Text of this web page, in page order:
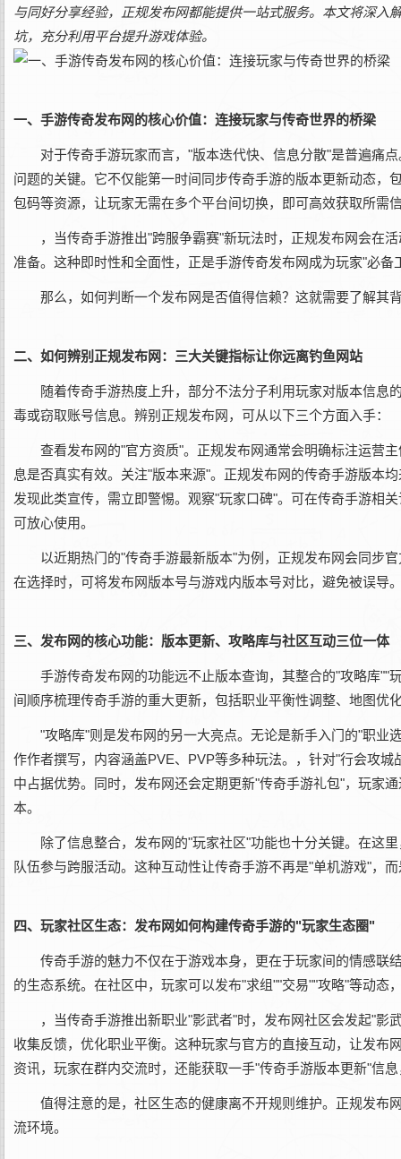
与同好分享经验，正规发布网都能提供一站式服务。本文将深
坑，充分利用平台提升游戏体验。
一、手游传奇发布网的核心价值：连接玩家与传奇世界的桥梁
对于传奇手游玩家而言，"版本迭代快、信息分散"是普遍痛
问题的关键。它不仅能第一时间同步传奇手游的版本更新动态
包码等资源，让玩家无需在多个平台间切换，即可高效获取所需
，当传奇手游推出"跨服争霸赛"新玩法时，正规发布网会在
准备。这种即时性和全面性，正是手游传奇发布网成为玩家"必
那么，如何判断一个发布网是否值得信赖？这就需要了解其
二、如何辨别正规发布网：三大关键指标让你远离钓鱼网站
随着传奇手游热度上升，部分不法分子利用玩家对版本信息
毒或窃取账号信息。辨别正规发布网，可从以下三个方面入手：
查看发布网的"官方资质"。正规发布网通常会明确标注运营
息是否真实有效。关注"版本来源"。正规发布网的传奇手游版本
发现此类宣传，需立即警惕。观察"玩家口碑"。可在传奇手游相
可放心使用。
以近期热门的"传奇手游最新版本"为例，正规发布网会同步
在选择时，可将发布网版本号与游戏内版本号对比，避免被误导
三、发布网的核心功能：版本更新、攻略库与社区互动三位一体
手游传奇发布网的功能远不止版本查询，其整合的"攻略库""
间顺序梳理传奇手游的重大更新，包括职业平衡性调整、地图
"攻略库"则是发布网的另一大亮点。无论是新手入门的"职业
作作者撰写，内容涵盖PVE、PVP等多种玩法。，针对"行会攻
中占据优势。同时，发布网还会定期更新"传奇手游礼包"，玩家
本。
除了信息整合，发布网的"玩家社区"功能也十分关键。在这
队伍参与跨服活动。这种互动性让传奇手游不再是"单机游戏"，
四、玩家社区生态：发布网如何构建传奇手游的"玩家生态圈"
传奇手游的魅力不仅在于游戏本身，更在于玩家间的情感联
的生态系统。在社区中，玩家可以发布"求组""交易""攻略"等动
，当传奇手游推出新职业"影武者"时，发布网社区会发起"
收集反馈，优化职业平衡。这种玩家与官方的直接互动，让发
资讯，玩家在群内交流时，还能获取一手"传奇手游版本更新"信
值得注意的是，社区生态的健康离不开规则维护。正规发布
流环境。